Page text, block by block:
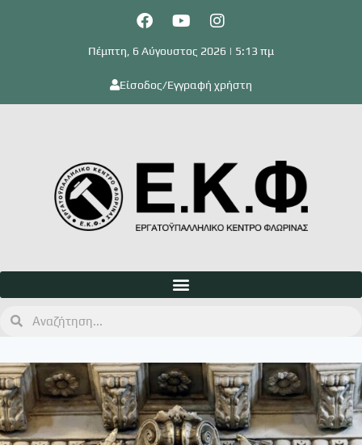
Πέμπτη, 6 Αύγουστος 2026 | 5:13 πμ
Είσοδος/Εγγραφή χρήστη